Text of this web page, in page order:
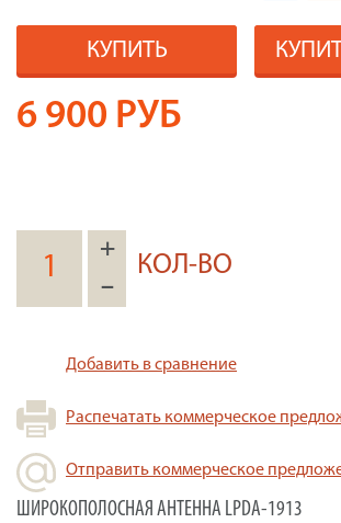
КУПИТЬ
6 900 РУБ
+
–
КОЛ-ВО
Добавить в сравнение
Распечатать коммерческое
Отправить коммерческое
ШИРОКОПОЛОСНАЯ АНТЕННА LPDA-1913